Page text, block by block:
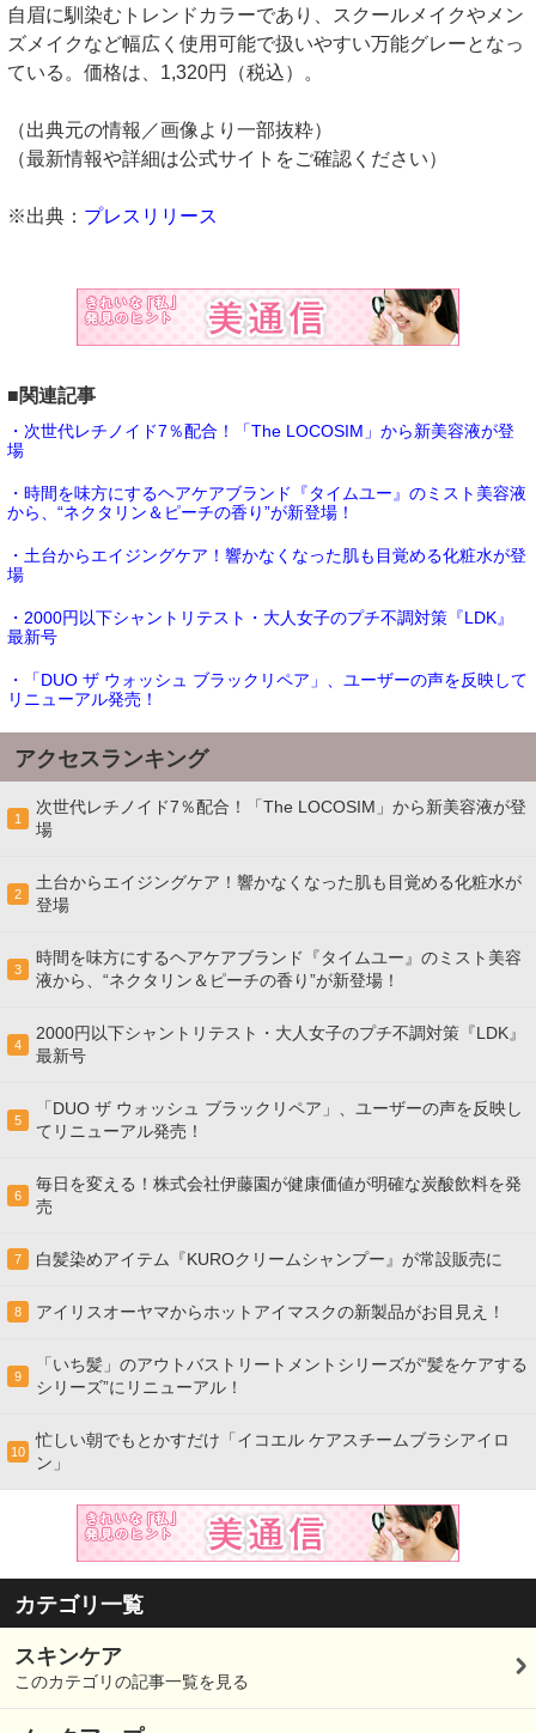
自眉に馴染むトレンドカラーであり、スクールメイクやメン
ズメイクなど幅広く使用可能で扱いやすい万能グレーとなっ
ている。価格は、1,320円（税込）。
（出典元の情報／画像より一部抜粋）
（最新情報や詳細は公式サイトをご確認ください）
※出典： プレスリリース
■関連記事
・次世代レチノイド7％配合！「The LOCOSIM」から新美容液が登
場
・時間を味方にするヘアケアブランド『タイムユー』のミスト美容液
から、“ネクタリン＆ピーチの香り”が新登場！
・土台からエイジングケア！響かなくなった肌も目覚める化粧水が登
場
・2000円以下シャントリテスト・大人女子のプチ不調対策『LDK』
最新号
・「DUO ザ ウォッシュ ブラックリペア」、ユーザーの声を反映して
リニューアル発売！
アクセスランキング
1
次世代レチノイド7％配合！「The LOCOSIM」から新美容液が登
場
2
土台からエイジングケア！響かなくなった肌も目覚める化粧水が
登場
3
時間を味方にするヘアケアブランド『タイムユー』のミスト美容
液から、“ネクタリン＆ピーチの香り”が新登場！
4
2000円以下シャントリテスト・大人女子のプチ不調対策『LDK』
最新号
5
「DUO ザ ウォッシュ ブラックリペア」、ユーザーの声を反映し
てリニューアル発売！
6
毎日を変える！株式会社伊藤園が健康価値が明確な炭酸飲料を発
売
7 白髪染めアイテム『KUROクリームシャンプー』が常設販売に
8 アイリスオーヤマからホットアイマスクの新製品がお目見え！
9
「いち髪」のアウトバストリートメントシリーズが“髪をケアする
シリーズ”にリニューアル！
10
忙しい朝でもとかすだけ「イコエル ケアスチームブラシアイロ
ン」
カテゴリ一覧
スキンケア
このカテゴリの記事一覧を見る